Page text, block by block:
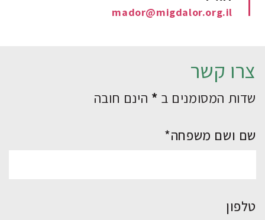
mador@migdalor.org.il
צרו קשר
שדות המסומנים ב * הינם חובה
שם ושם משפחה*
טלפון